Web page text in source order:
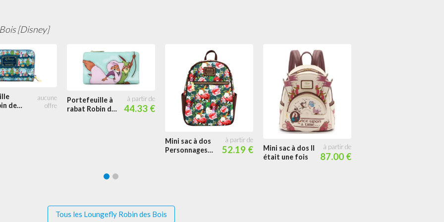
[Disney]
des
Portefeuille à
rabat Robin des
44.33 €
Mini sac à dos
Personnages
52.19 €
Mini sac à dos Il
était une fois
87.00 €
Tous les Loungefly Robin des Bois